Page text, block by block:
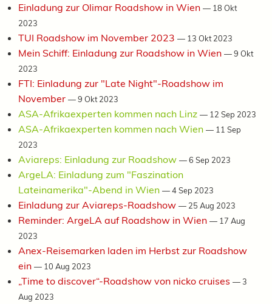
Einladung zur Olimar Roadshow in Wien — 18 Okt
2023
TUI Roadshow im November 2023 — 13 Okt 2023
Mein Schiff: Einladung zur Roadshow in Wien —9 Okt
2023
FTI: Einladung zur "Late Night"-Roadshow im
November —9 Okt 2023
ASA-Afrikaexperten kommen nach Linz — 12 Sep 2023
ASA-Afrikaexperten kommen nach Wien — 11 Sep
2023
Aviareps: Einladung zur Roadshow —6 Sep 2023
ArgeLA: Einladung zum "Faszination
Lateinamerika"-Abend in Wien —4 Sep 2023
Einladung zur Aviareps-Roadshow — 25 Aug 2023
Reminder: ArgeLA auf Roadshow in Wien — 17 Aug
2023
Anex-Reisemarken laden im Herbst zur Roadshow
ein — 10 Aug 2023
„Time to discover“-Roadshow von nicko cruises —3
Aug 2023